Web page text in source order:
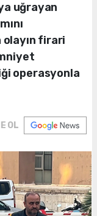
uğrayan
firari
operasyonla
OL